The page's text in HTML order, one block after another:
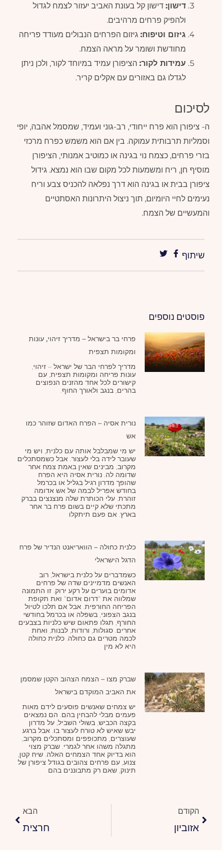
דישון: דישון קל בעונת האביב יעזור לצמח לגדול
ולהפיק פרחים מרהיבים.
גיזום וטיפוח: גיזום הפרחים הנבולים מעודד פריחה
מחודשת ושומר על מראה הצמח.
עמידות לקור: הציפורן עמיד במיוחד לקור, ולכן ניתן
לגדלו גם באזורים עם אקלים קריר.
לסיכום
ה- ציפורן הוא פרח ייחודי, רב-גוני ועמיד, שמסמל אהבה, יופי
וסמליות תרבותית עמוקה. בין אם הוא משמש כפרח מרכזי
בזרי פרחים, כצמח נוי בגינה או כמוטיב אמנותי, הציפורן
מוסיף חן, ריח ומשמעות לכל מקום שבו הוא נמצא. גידול
ציפורן בבית או בגינה הוא דרך נפלאה להכניס צבע וריח
נעימים לחיי היומיום, תוך ניצול היתרונות האסתטיים
והמעשיים של הצמח.
שיתוף
פוסטים נוספים
פרחי בר בישראל – מדריך זיהוי, עונות
ומקומות תצפית
מדריך לפרחי הבר של ישראל – זיהוי,
עונות פריחה ומקומות תצפית, עם
קישורים לכל אחד מהזנים הנפוצים
בהרים, בנגב ולאורך החוף.
נורית אסיה – הפרח האדום שזוהר כמו
אש
יש מי שמבלבל אותה עם כלנית, ויש מי
שעובר לידה בלי לעצור. אבל כשמסתכלים
מקרוב, מבינים שאין באמת צמח אחר
שדומה לה. נורית אסיה היא הפרח
שהופך מדרון רגיל בגליל או בכרמל
בחודש אפריל לבמה של אש אדומה
זוהרת. עלי הכותרת שלה מנצנצים בברק
מתכתי שלא קיים בשום פרח בר אחר
בארץ. אם פעם תיתקלו
כלנית כחולה – הוואריאנט הנדיר של פרח
הדגל הישראלי
כשמדברים על כלנית בישראל, רוב
האנשים מדמיינים שדה של פרחים
אדומים בוערים על רקע ירוק. זו התמונה
שמלווה את "דרום אדום" ואת תקופת
הפריחה החורפית. אבל אם תלכו לטיול
בנגב הצפוני, בשפלה או בכרמל בחודשי
החורף, תגלו פתאום שיש כלניות בצבעים
אחרים. סגולות, ורודות, לבנות, ואחת
לכמה מטרים גם כחולה. כלנית כחולה
היא לא מין
שברק מצו – הצמח הצהוב הקטן שמסמן
את האביב המוקדם בישראל
יש צמחים שאנשים פוסעים לידם מאות
פעמים מבלי להבחין בהם. הם נמצאים
בקצה הכביש, בשולי השביל, על מדרון
יבש שאיש לא טורח לעצור בו. אבל ברגע
שעוצרים, מתכופפים ומסתכלים מקרוב,
מתגלה משהו אחר לגמרי. שברק מצוי
הוא בדיוק אחד הצמחים האלה. שיח קטן,
צנוע, עם פרחים צהובים בגודל ציפורן של
תינוק, שאם רק מתבוננים בהם
הקודם
אזוביון
הבא
חרצית